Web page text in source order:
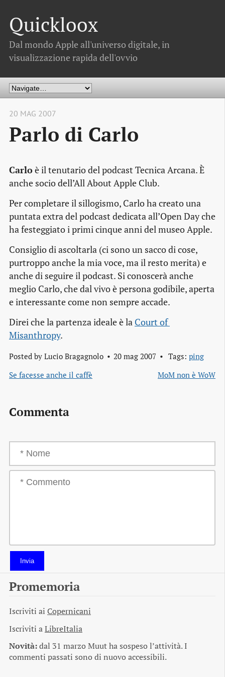
Quickloox
Dal mondo Apple all'universo digitale, in
visualizzazione rapida dell'ovvio
20 MAG 2007
Parlo di Carlo
Carloè il tenutario del podcast Tecnica Arcana. È
anche socio dell’All About Apple Club.
Per completare il sillogismo, Carlo ha creato una
puntata extra del podcast dedicata all’Open Day che
ha festeggiato i primi cinque anni del museo Apple.
Consiglio di ascoltarla (ci sono un sacco di cose,
purtroppo anche la mia voce, ma il resto merita) e
anche di seguire il podcast. Si conoscerà anche
meglio Carlo, che dal vivo è persona godibile, aperta
e interessante come non sempre accade.
Direi che la partenza ideale è la Court of
Misanthropy.
Posted by Lucio Bragagnolo 20 mag 2007 Tags: ping
Se facesse anche il caffè
MoM non è WoW
Commenta
Invia
Promemoria
Iscriviti ai Copernicani
Iscriviti aLibreItalia
Novità:dal 31 marzo Muut ha sospeso l’attività. I
commenti passati sono di nuovo accessibili.